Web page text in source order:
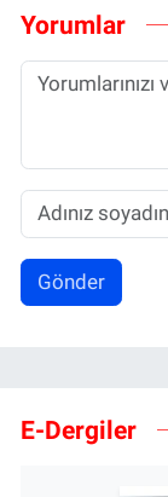
Yorumlar
Gönder
E-Dergiler